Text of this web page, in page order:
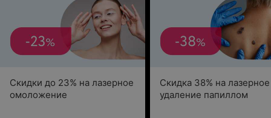
Скидки до 23% на лазерное
омоложение
Скидка 38% на лазерное
удаление папиллом